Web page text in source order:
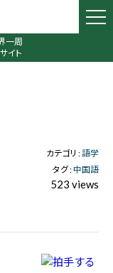
一周
イト
カテゴリ :語学
タグ :中国語
523 views